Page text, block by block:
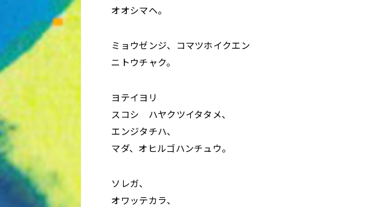
オオシマヘ。
ミョウゼンジ、コマツホイクエン
ニトウチャク。
ヨテイヨリ
スコシ ハヤクツイタタメ、
エンジタチハ、
マダ、オヒルゴハンチュウ。
ソレガ、
オワッテカラ、